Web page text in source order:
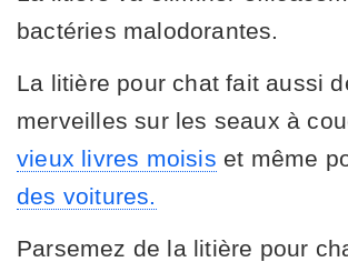
bactéries malodorantes.
La litière pour chat fait aussi
merveilles sur les seaux à
vieux livres moisis et même
des voitures.
Parsemez de la litière pour